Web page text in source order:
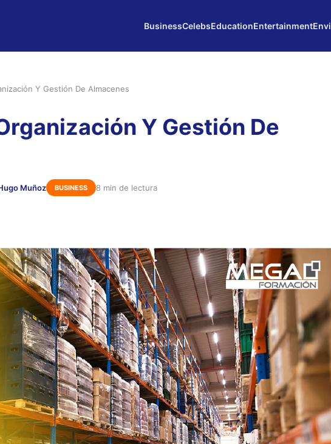
BusinessCelebsEducationEntertainment
Y Gestión De Almacenes
Y Gestión De
Muñoz BUSINESS 8 min de lectura